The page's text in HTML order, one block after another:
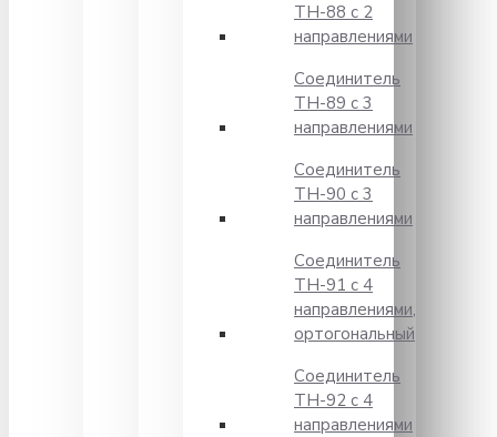
TH-88 с 2
направлениями
Соединитель
TH-89 с 3
направлениями
Соединитель
TH-90 с 3
направлениями
Соединитель
TH-91 с 4
направлениями,
ортогональный
Соединитель
TH-92 с 4
направлениями